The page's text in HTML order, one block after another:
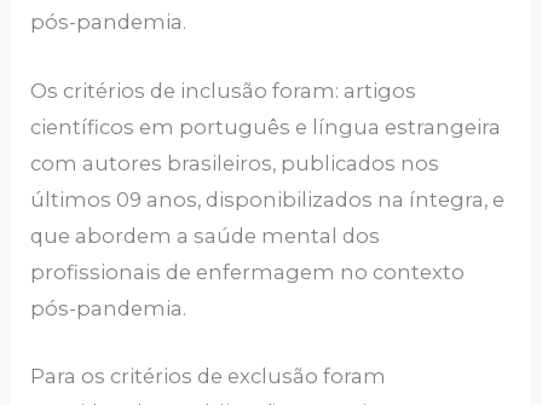
pós-pandemia.
Os critérios de inclusão foram: artigos
científicos em português e língua estrangeira
com autores brasileiros, publicados nos
últimos 09 anos, disponibilizados na íntegra, e
que abordem a saúde mental dos
profissionais de enfermagem no contexto
pós-pandemia.
Para os critérios de exclusão foram